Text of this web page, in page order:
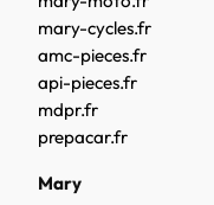
mary-cycles.fr
amc-pieces.fr
api-pieces.fr
mdpr.fr
prepacar.fr
Mary